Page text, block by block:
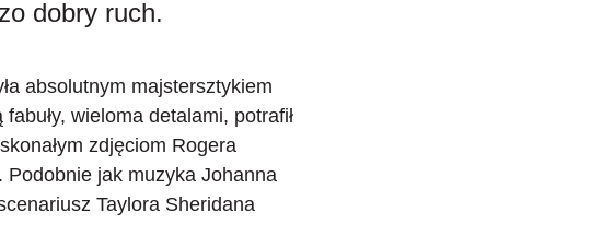
dobry ruch.
absolutnym majstersztykiem
wieloma detalami, potrafił
zdjęciom Rogera
Podobnie jak muzyka Johanna
Taylora Sheridana